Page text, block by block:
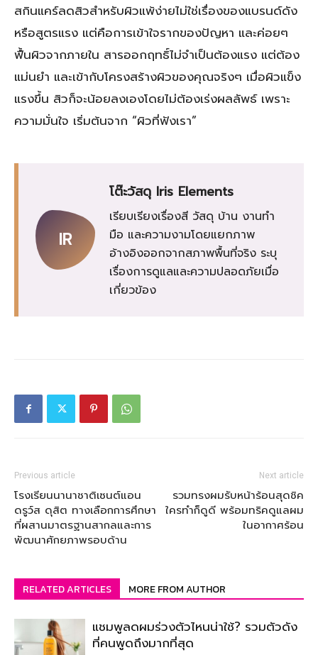
สกินแคร์ลดสิวสำหรับผิวแพ้ง่ายไม่ใช่เรื่องของแบรนด์ดัง
หรือสูตรแรง แต่คือการเข้าใจรากของปัญหา และค่อยๆ
ฟื้นผิวจากภายใน สารออกฤทธิ์ไม่จำเป็นต้องแรง แต่ต้อง
แม่นยำ และเข้ากับโครงสร้างผิวของคุณจริงๆ เมื่อผิวแข็ง
แรงขึ้น สิวก็จะน้อยลงเองโดยไม่ต้องเร่งผลลัพธ์ เพราะ
ความมั่นใจ เริ่มต้นจาก “ผิวที่ฟังเรา”
IR
โต๊ะวัสดุ Iris Elements
เรียบเรียงเรื่องสี วัสดุ บ้าน งานทำ
มือ และความงามโดยแยกภาพ
อ้างอิงออกจากสภาพพื้นที่จริง ระบุ
เรื่องการดูแลและความปลอดภัยเมื่อ
เกี่ยวข้อง
Previous article
โรงเรียนนานาชาติเซนต์แอน
ดรูว์ส ดุสิต ทางเลือกการศึกษา
ที่ผสานมาตรฐานสากลและการ
พัฒนาศักยภาพรอบด้าน
Next article
รวมทรงผมรับหน้าร้อนสุดชิค
ใครทำก็ดูดี พร้อมทริคดูแลผม
ในอากาศร้อน
RELATED ARTICLES MORE FROM AUTHOR
แชมพูลดผมร่วงตัวไหนน่าใช้? รวมตัวดัง
ที่คนพูดถึงมากที่สุด